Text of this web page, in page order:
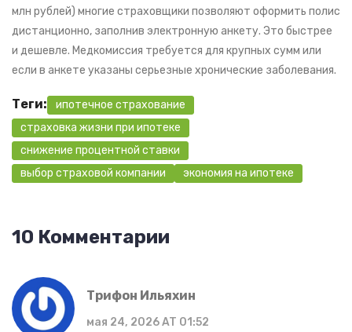
млн рублей) многие страховщики позволяют оформить полис
дистанционно, заполнив электронную анкету. Это быстрее
и дешевле. Медкомиссия требуется для крупных сумм или
если в анкете указаны серьезные хронические заболевания.
Теги:
ипотечное страхование
страховка жизни при ипотеке
снижение процентной ставки
выбор страховой компании
экономия на ипотеке
10 Комментарии
Трифон Ильяхин
мая 24, 2026 AT 01:52